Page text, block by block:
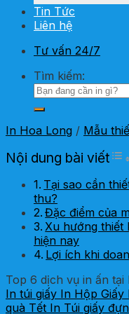
Tin Tức
Liên hệ
Tư vấn 24/7
Tìm kiếm:
In Hoa Long / Mẫu
Nội dung bài viết
Tại sao cần
thu?
Đặc điểm của
Xu hướng thiết
hiện nay
Lợi ích khi
Top 6 dịch vụ in ấn tại
In túi giấy In Hộp Giấy
quà Tết In Túi giấy